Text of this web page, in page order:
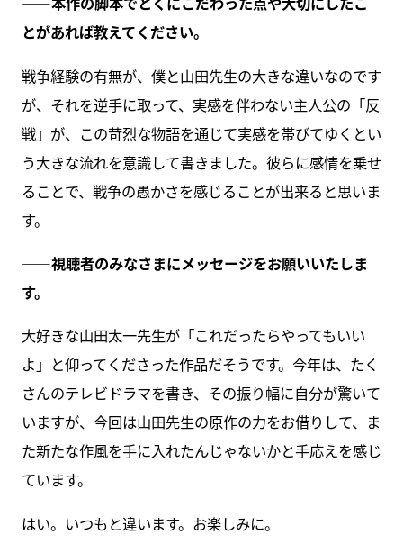
とがあれば教えてください。
戦争経験の有無が、僕と山田先生の大きな違いなのです
が、それを逆手に取って、実感を伴わない主人公の「反
戦」が、この苛烈な物語を通じて実感を帯びてゆくとい
う大きな流れを意識して書きました。彼らに感情を乗せ
ることで、戦争の愚かさを感じることが出来ると思いま
す。
――視聴者のみなさまにメッセージをお願いいたしま
す。
大好きな山田太一先生が「これだったらやってもいい
よ」と仰ってくださった作品だそうです。今年は、たく
さんのテレビドラマを書き、その振り幅に自分が驚いて
いますが、今回は山田先生の原作の力をお借りして、ま
た新たな作風を手に入れたんじゃないかと手応えを感じ
ています。
はい。いつもと違います。お楽しみに。